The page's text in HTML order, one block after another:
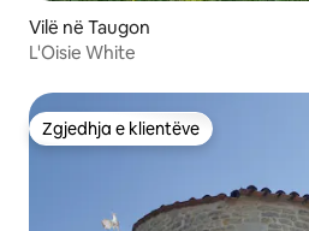
Vilë në Taugon
L'Oisie White
Zgjedhja e klientëve
Zgjedhja e klientëve